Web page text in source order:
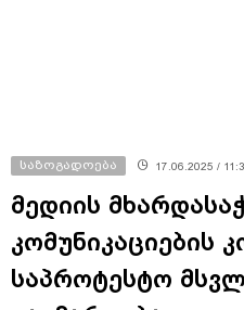
საზოგადოება 17.06.2025 /
მედიის
კომუნიკაციების
საპროტესტო